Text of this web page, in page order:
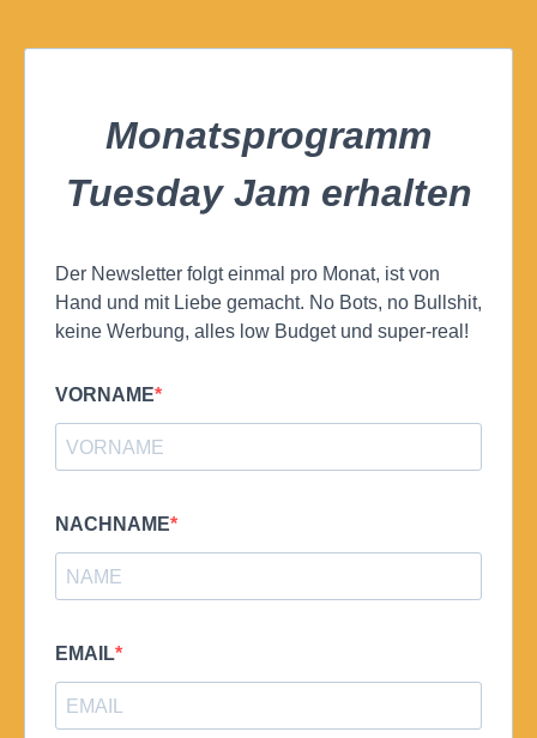
Monatsprogramm
Tuesday Jam erhalten
Der Newsletter folgt einmal pro Monat, ist von
Hand und mit Liebe gemacht. No Bots, no Bullshit,
keine Werbung, alles low Budget und super-real!
VORNAME
NACHNAME
EMAIL